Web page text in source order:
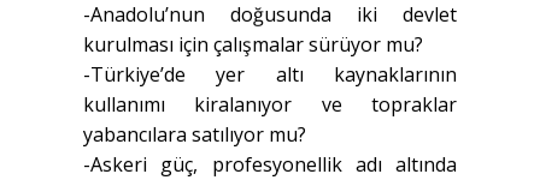
-Anadolu’nun doğusunda iki devlet
kurulması için çalışmalar sürüyor mu?
-Türkiye’de yer altı kaynaklarının
kullanımı kiralanıyor ve topraklar
yabancılara satılıyor mu?
-Askeri güç, profesyonellik adı altında